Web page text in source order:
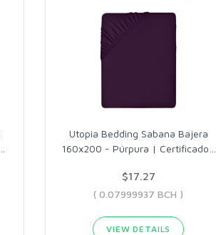
Utopia Bedding Sabana Bajera
160x200 - Púrpura | Certificado
$17.27
( 0.07999937 BCH )
VIEW DETAILS